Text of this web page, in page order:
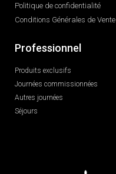
Politique de confidentialité
Conditions Générales de Vente
Professionnel
Produits exclusifs
Journées commissionnées
Autres journées
Séjours